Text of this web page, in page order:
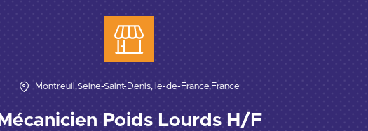
Montreuil,Seine-Saint-Denis,Île-de-France,France
Mécanicien Poids Lourds H/F